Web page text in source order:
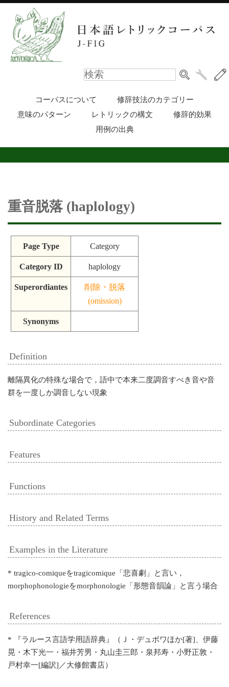
コーパスについて
修辞技法のカテゴリー
意味のパターン
レトリックの構文
修辞的効果
用例の出典
重音脱落 (haplology)
Page Type Category
Category ID haplology
Superordiantes
削除・脱落
(omission)
Synonyms
Definition
離隔異化の特殊な場合で，語中で本来二度調音すべき音や音
群を一度しか調音しない現象
Subordinate Categories
Features
Functions
History and Related Terms
Examples in the Literature
* tragico-comiqueをtragicomique「悲喜劇」と言い，
morphophonologieをmorphonologie「形態音韻論」と言う場合
References
* 『ラルース言語学用語辞典』（Ｊ・デュボワほか[著]、伊藤
晃・木下光一・福井芳男・丸山圭三郎・泉邦寿・小野正敦・
戸村幸一[編訳]／大修館書店）